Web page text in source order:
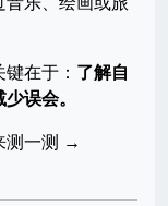
在于： 了解自
误会。
测一测 →